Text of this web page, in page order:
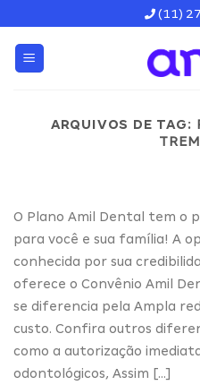
content
(11)
ARQUIVOS DE TAG:
O Plano Amil Dental tem o
para você e sua família! A
conhecida por sua
oferece o Convênio Amil
se diferencia pela Ampla
custo. Confira outros
como a autorização
odontológicos, Assim […]